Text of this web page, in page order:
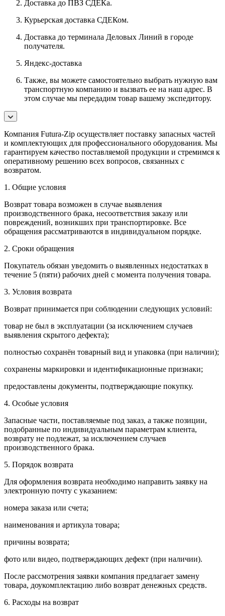
Доставка до ПВЗ СДЕКа.
Курьерская доставка СДЕКом.
Доставка до терминала Деловых Линий в городе
получателя.
Яндекс-доставка
Также, вы можете самостоятельно выбрать нужную вам
транспортную компанию и вызвать ее на наш адрес. В
этом случае мы передадим товар вашему экспедитору.
Компания Futura-Zip осуществляет поставку запасных частей
и комплектующих для профессионального оборудования. Мы
гарантируем качество поставляемой продукции и стремимся к
оперативному решению всех вопросов, связанных с
возвратом.
1. Общие условия
Возврат товара возможен в случае выявления
производственного брака, несоответствия заказу или
повреждений, возникших при транспортировке. Все
обращения рассматриваются в индивидуальном порядке.
2. Сроки обращения
Покупатель обязан уведомить о выявленных недостатках в
течение 5 (пяти) рабочих дней с момента получения товара.
3. Условия возврата
Возврат принимается при соблюдении следующих условий:
товар не был в эксплуатации (за исключением случаев
выявления скрытого дефекта);
полностью сохранён товарный вид и упаковка (при наличии);
сохранены маркировки и идентификационные признаки;
предоставлены документы, подтверждающие покупку.
4. Особые условия
Запасные части, поставляемые под заказ, а также позиции,
подобранные по индивидуальным параметрам клиента,
возврату не подлежат, за исключением случаев
производственного брака.
5. Порядок возврата
Для оформления возврата необходимо направить заявку на
электронную почту с указанием:
номера заказа или счета;
наименования и артикула товара;
причины возврата;
фото или видео, подтверждающих дефект (при наличии).
После рассмотрения заявки компания предлагает замену
товара, доукомплектацию либо возврат денежных средств.
6. Расходы на возврат